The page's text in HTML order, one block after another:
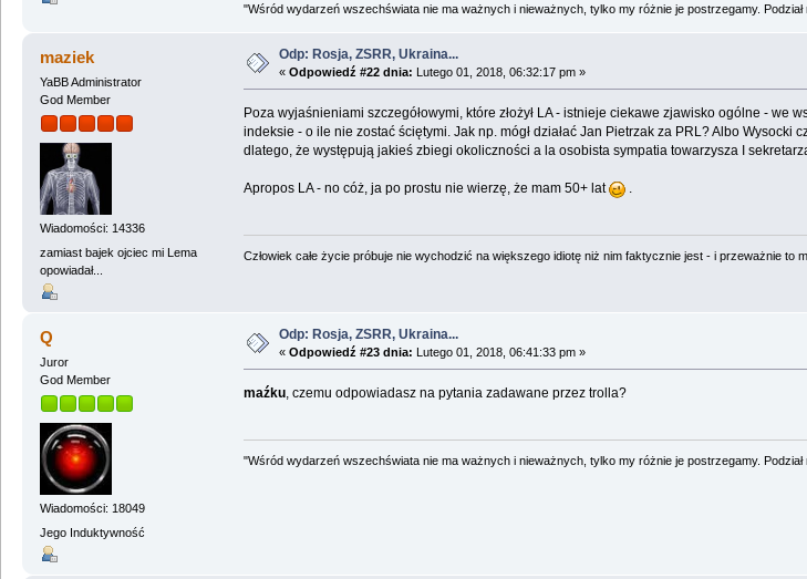
"Wśród wydarzeń wszechświata nie ma ważnych i nieważnych, tylko my różnie je postrzegamy.
maziek
YaBB Administrator
God Member
Wiadomości: 14336
zamiast bajek ojciec mi Lema
opowiadał...
Odp: Rosja, ZSRR, Ukraina...
« Odpowiedź #22 dnia: Lutego 01, 2018, 06:32:17 pm »
Poza wyjaśnieniami szczegółowymi, które złożył LA - istnieje ciekawe zjawisko ogólne -
indeksie - o ile nie zostać ściętymi. Jak np. mógł działać Jan Pietrzak za PRL? Albo
dlatego, że występują jakieś zbiegi okoliczności a la osobista sympatia towarzysza I
Apropos LA - no cóż, ja po prostu nie wierzę, że mam 50+ lat .
Człowiek całe życie próbuje nie wychodzić na większego idiotę niż nim faktycznie jest - i przeważnie to
Q
Juror
God Member
Wiadomości: 18049
Jego Induktywność
Odp: Rosja, ZSRR, Ukraina...
« Odpowiedź #23 dnia: Lutego 01, 2018, 06:41:33 pm »
maźku, czemu odpowiadasz na pytania zadawane przez trolla?
"Wśród wydarzeń wszechświata nie ma ważnych i nieważnych, tylko my różnie je postrzegamy.